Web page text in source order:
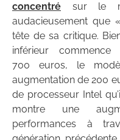
concentré sur le
audacieusement que «
tête de sa critique.
inférieur
700 euros, le
augmentation de 200
de processeur Intel
montre une
performances à